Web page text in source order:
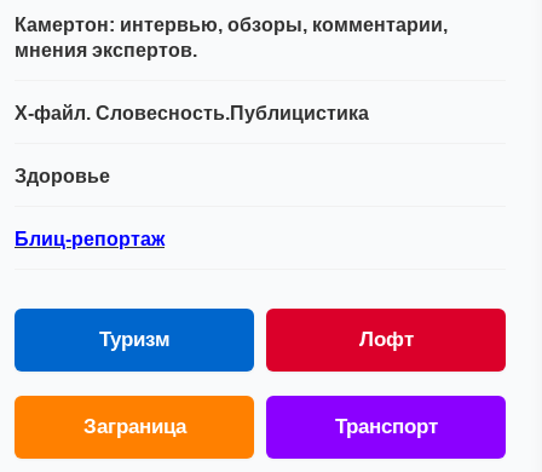
Камертон: интервью, обзоры, комментарии,
мнения экспертов.
Х-файл. Словесность.Публицистика
Здоровье
Блиц-репортаж
Туризм Лофт
Заграница Транспорт